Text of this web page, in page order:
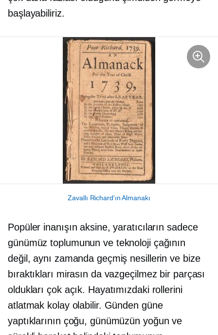
başlayabiliriz.
Zavallı Richard'ın Almanakı
Popüler inanışın aksine, yaratıcıların sadece
günümüz toplumunun ve teknoloji çağının
değil, aynı zamanda geçmiş nesillerin ve bize
bıraktıkları mirasın da vazgeçilmez bir parçası
oldukları çok açık. Hayatımızdaki rollerini
atlatmak kolay olabilir. Günden güne
yaptıklarının çoğu, günümüzün yoğun ve